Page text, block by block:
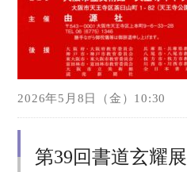
2026年5月8日（金）10:30
第39回書道玄耀展